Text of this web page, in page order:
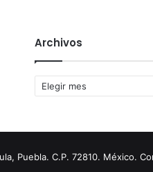
Archivos
Archivos
Puebla. C.P. 72810. México.